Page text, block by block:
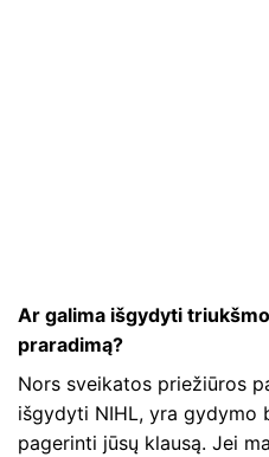
Ar galima išgydyti
praradimą?
Nors sveikatos priežiūros
išgydyti NIHL, yra gydymo
pagerinti jūsų klausą. Jei